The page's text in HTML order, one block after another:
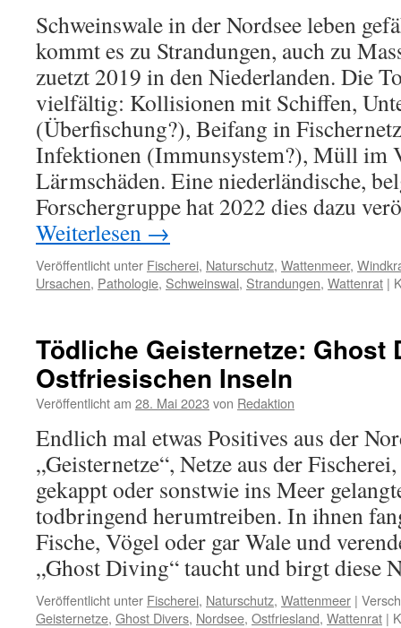
Schweinswale in der Nordsee leben
kommt es zu Strandungen, auch zu
zuetzt 2019 in den Niederlanden. Die
vielfältig: Kollisionen mit Schiffen,
(Überfischung?), Beifang in
Infektionen (Immunsystem?), Müll im
Lärmschäden. Eine niederländische,
Forschergruppe hat 2022 dies dazu
Weiterlesen →
Veröffentlicht unter Fischerei, Naturschutz, Wattenmeer,
Ursachen, Pathologie, Schweinswal, Strandungen, Wattenrat |
Tödliche Geisternetze: Ghost
Ostfriesischen Inseln
Veröffentlicht am 28. Mai 2023 von Redaktion
Endlich mal etwas Positives aus der
„Geisternetze“, Netze aus der
gekappt oder sonstwie ins Meer
todbringend herumtreiben. In ihnen
Fische, Vögel oder gar Wale und
„Ghost Diving“ taucht und birgt diese
Veröffentlicht unter Fischerei, Naturschutz, Wattenmeer |
Geisternetze, Ghost Divers, Nordsee, Ostfriesland, Wattenrat |